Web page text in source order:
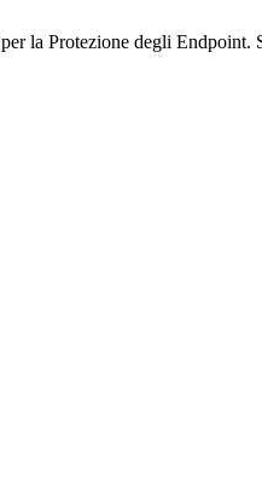
la Protezione degli Endpoint.